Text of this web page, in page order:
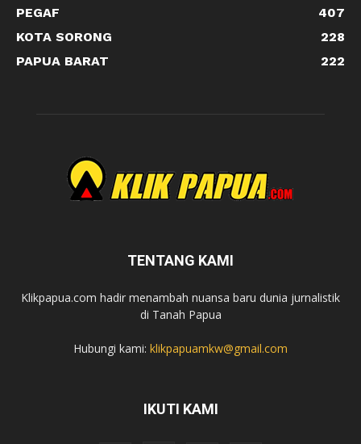
PEGAF
407
KOTA SORONG
228
PAPUA BARAT
222
TENTANG KAMI
Klikpapua.com hadir menambah nuansa baru dunia jurnalistik
di Tanah Papua
Hubungi kami: klikpapuamkw@gmail.com
IKUTI KAMI